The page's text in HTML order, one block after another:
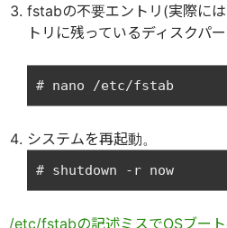
fstabの不要エントリ(実際に
トリに残っているディスクパ
システムを再起動。
/etc/fstabの記述ミスでOSブー